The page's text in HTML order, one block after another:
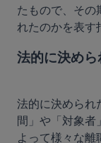
たもので、その
法的に決め
法的に決められ
間」や「対象者
よって様々な離